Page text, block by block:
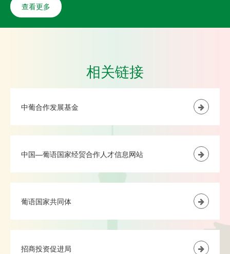
查看更多
相关链接
中葡合作发展基金
中国—葡语国家经贸合作人才信息网站
葡语国家共同体
招商投资促进局